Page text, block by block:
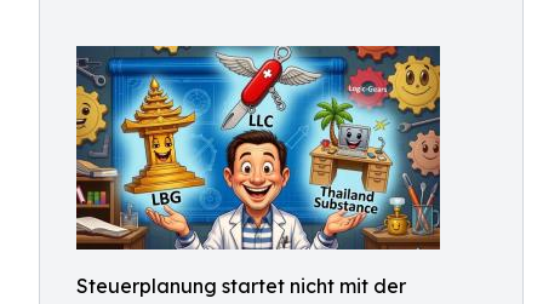
Steuerplanung startet nicht mit der